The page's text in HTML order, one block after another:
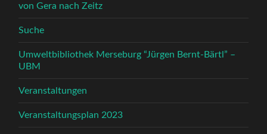
von Gera nach Zeitz
Suche
Umweltbibliothek Merseburg “Jürgen Bernt-Bärtl” –
UBM
Veranstaltungen
Veranstaltungsplan 2023